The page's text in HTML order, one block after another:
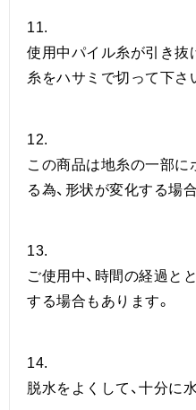
11.
使用中パイル糸が引き抜
糸をハサミで切って下さ
12.
この商品は地糸の一部に
る為、形状が変化する場
13.
ご使用中、時間の経過と
する場合もあります。
14.
脱水をよくして、十分に